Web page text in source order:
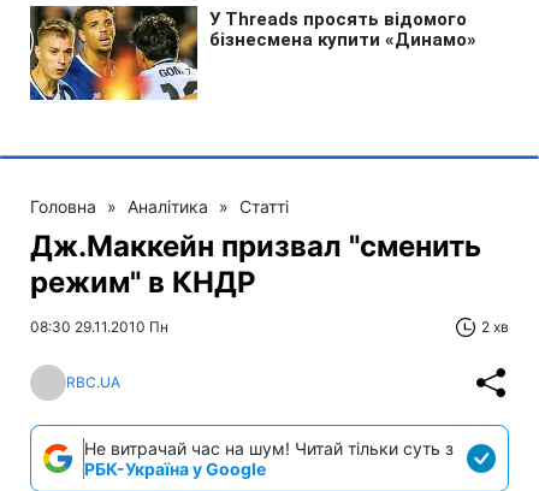
Головна » Аналітика » Статті
Дж.Маккейн призвал "сменить
режим" в КНДР
08:30 29.11.2010 Пн 2 хв
RBC.UA
Не витрачай час на шум! Читай тільки суть з
РБК-Україна у Google